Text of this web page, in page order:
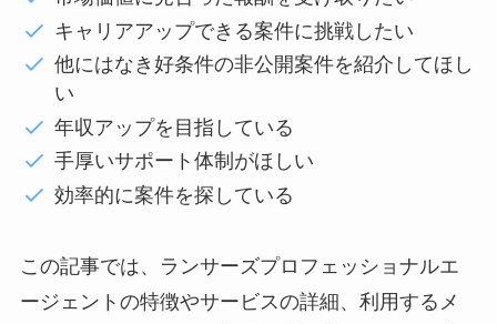
キャリアアップできる案件に挑戦したい
他にはなき好条件の非公開案件を紹介してほし
い
年収アップを目指している
手厚いサポート体制がほしい
効率的に案件を探している
この記事では、ランサーズプロフェッショナルエ
ージェントの特徴やサービスの詳細、利用するメ